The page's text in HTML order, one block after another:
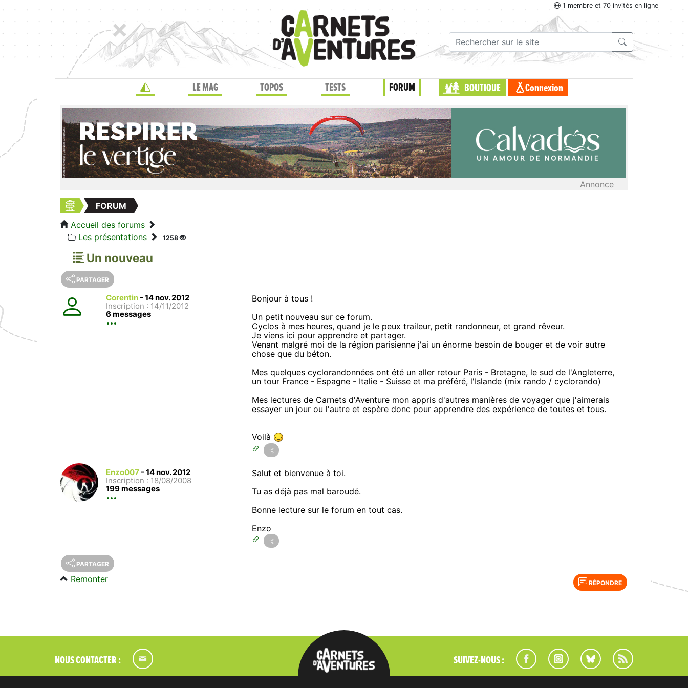
1 membre et 70 invités en ligne
LE MAG TOPOS TESTS FORUM BOUTIQUE Connexion
Annonce
FORUM
Accueil des forums
Les présentations
1258
Un nouveau
PARTAGER
Corentin - 14 nov. 2012
Inscription : 14/11/2012
6 messages
Bonjour à tous !
Un petit nouveau sur ce forum.
Cyclos à mes heures, quand je le peux traileur, petit randonneur, et grand rêveur.
Je viens ici pour apprendre et partager.
Venant malgré moi de la région parisienne j'ai un énorme besoin de bouger et de voir autre
chose que du béton.
Mes quelques cyclorandonnées ont été un aller retour Paris - Bretagne, le sud de l'Angleterre,
un tour France - Espagne - Italie - Suisse et ma préféré, l'Islande (mix rando / cyclorando)
Mes lectures de Carnets d'Aventure mon appris d'autres manières de voyager que j'aimerais
essayer un jour ou l'autre et espère donc pour apprendre des expérience de toutes et tous.
Voilà
Enzo007 - 14 nov. 2012
Inscription : 18/08/2008
199 messages
Salut et bienvenue à toi.
Tu as déjà pas mal baroudé.
Bonne lecture sur le forum en tout cas.
Enzo
PARTAGER
RÉPONDRE
Remonter
NOUS CONTACTER : SUIVEZ-NOUS :